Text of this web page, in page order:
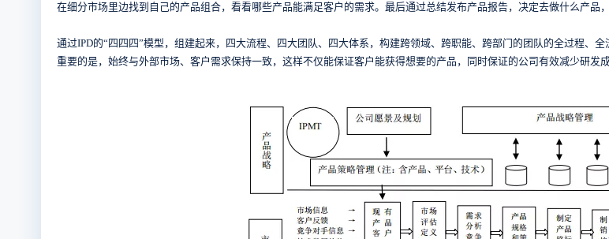
在细分市场里边找到自己的产品组合，看看哪些产品能满足客户的需求。最后通过总结发布产品报告，决定去做什么产品，
通过IPD的“四四四”模型，组建起来，四大流程、四大团队、四大体系，构建跨领域、跨职能、跨部门的团队的全过程、
重要的是，始终与外部市场、客户需求保持一致，这样不仅能保证客户能获得想要的产品，同时保证的公司有效减少研发